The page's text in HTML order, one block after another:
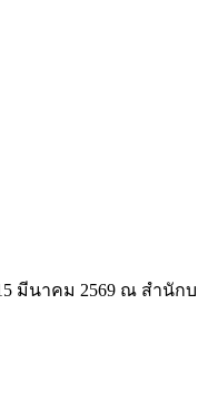
มีนาคม 2569 ณ สำนัก